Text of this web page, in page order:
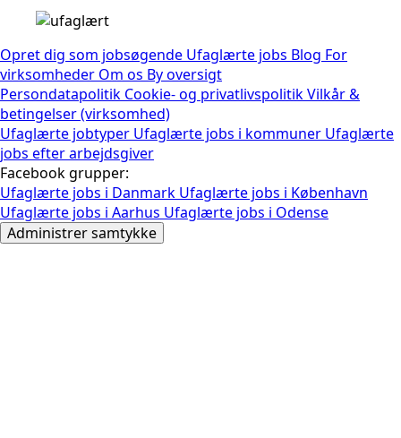
Opret dig som jobsøgende Ufaglærte jobs Blog For
virksomheder Om os By oversigt
Persondatapolitik Cookie- og privatlivspolitikVilkår &
betingelser (virksomhed)
Ufaglærte jobtyper Ufaglærte jobs i kommuner Ufaglærte
jobs efter arbejdsgiver
Facebook grupper:
Ufaglærte jobs i Danmark Ufaglærte jobs i København
Ufaglærte jobs i Aarhus Ufaglærte jobs i Odense
Administrer samtykke